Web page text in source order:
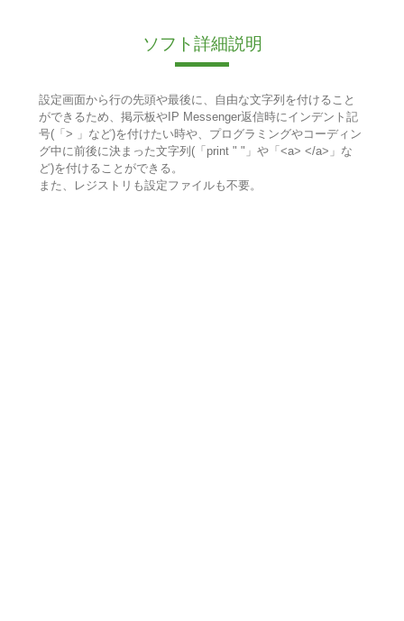
ソフト詳細説明
設定画面から行の先頭や最後に、自由な文字列を付けること
ができるため、掲示板やIP Messenger返信時にインデント記
号(「> 」など)を付けたい時や、プログラミングやコーディン
グ中に前後に決まった文字列(「print " "」や「<a> </a>」な
ど)を付けることができる。
また、レジストリも設定ファイルも不要。